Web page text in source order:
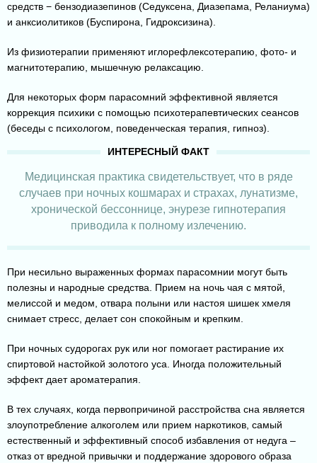
средств − бензодиазепинов (Седуксена, Диазепама, Реланиума)
и анксиолитиков (Буспирона, Гидроксизина).
Из физиотерапии применяют иглорефлексотерапию, фото- и
магнитотерапию, мышечную релаксацию.
Для некоторых форм парасомний эффективной является
коррекция психики с помощью психотерапевтических сеансов
(беседы с психологом, поведенческая терапия, гипноз).
Медицинская практика свидетельствует, что в ряде
случаев при ночных кошмарах и страхах, лунатизме,
хронической бессоннице, энурезе гипнотерапия
приводила к полному излечению.
При несильно выраженных формах парасомнии могут быть
полезны и народные средства. Прием на ночь чая с мятой,
мелиссой и медом, отвара полыни или настоя шишек хмеля
снимает стресс, делает сон спокойным и крепким.
При ночных судорогах рук или ног помогает растирание их
спиртовой настойкой золотого уса. Иногда положительный
эффект дает ароматерапия.
В тех случаях, когда первопричиной расстройства сна является
злоупотребление алкоголем или прием наркотиков, самый
естественный и эффективный способ избавления от недуга –
отказ от вредной привычки и поддержание здорового образа